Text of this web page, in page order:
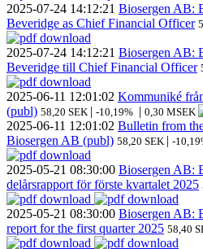
2025-07-24 14:12:21 Biosergen AB:
Beveridge as Chief Financial Officer
2025-07-24 14:12:21 Biosergen AB:
Beveridge till Chief Financial Officer
2025-06-11 12:01:02 Kommuniké
(publ) 58,20 SEK | -10,19% | 0,30 MSEK
2025-06-11 12:01:02 Bulletin from
Biosergen AB (publ) 58,20 SEK | -
2025-05-21 08:30:00 Biosergen AB:
delårsrapport för förste kvartalet 2025
2025-05-21 08:30:00 Biosergen AB:
report for the first quarter 2025 58,40